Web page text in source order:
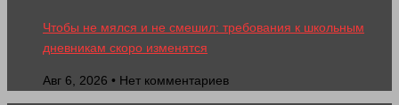
Чтобы не мялся и не смешил: требования к школьным
дневникам скоро изменятся
Авг 6, 2026 • Нет комментариев